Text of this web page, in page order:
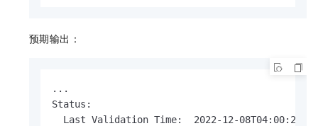
预期输出：
...
Status:
  Last Validation Time:  2022-12-08T04:00:22Z